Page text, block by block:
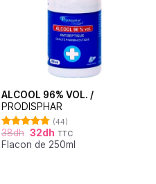
ALCOOL 96% VOL. /
PRODISPHAR
Note 4.77
sur 5
(44)
38dh 32dh TTC
Flacon de 250ml